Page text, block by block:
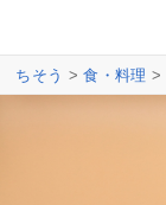
ちそう >食・料理 >